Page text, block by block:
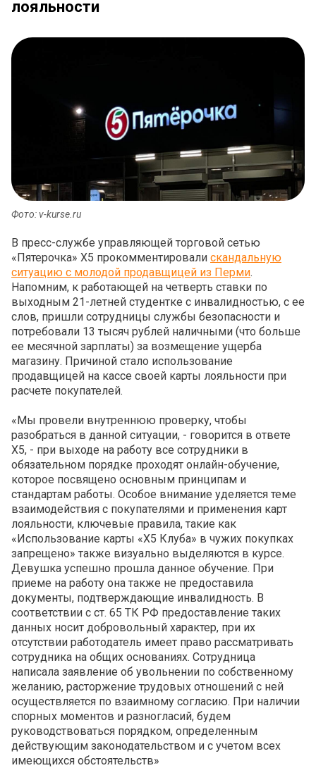
лояльности
Фото: v-kurse.ru
В пресс-службе управляющей торговой сетью
«Пятерочка» X5 прокомментировали скандальную
ситуацию с молодой продавщицей из Перми.
Напомним, к работающей на четверть ставки по
выходным 21-летней студентке с инвалидностью, с ее
слов, пришли сотрудницы службы безопасности и
потребовали 13 тысяч рублей наличными (что больше
ее месячной зарплаты) за возмещение ущерба
магазину. Причиной стало использование
продавщицей на кассе своей карты лояльности при
расчете покупателей.
«Мы провели внутреннюю проверку, чтобы
разобраться в данной ситуации, - говорится в ответе
X5, - при выходе на работу все сотрудники в
обязательном порядке проходят онлайн-обучение,
которое посвящено основным принципам и
стандартам работы. Особое внимание уделяется теме
взаимодействия с покупателями и применения карт
лояльности, ключевые правила, такие как
«Использование карты «X5 Клуба» в чужих покупках
запрещено» также визуально выделяются в курсе.
Девушка успешно прошла данное обучение. При
приеме на работу она также не предоставила
документы, подтверждающие инвалидность. В
соответствии с ст. 65 ТК РФ предоставление таких
данных носит добровольный характер, при их
отсутствии работодатель имеет право рассматривать
сотрудника на общих основаниях. Сотрудница
написала заявление об увольнении по собственному
желанию, расторжение трудовых отношений с ней
осуществляется по взаимному согласию. При наличии
спорных моментов и разногласий, будем
руководствоваться порядком, определенным
действующим законодательством и с учетом всех
имеющихся обстоятельств»